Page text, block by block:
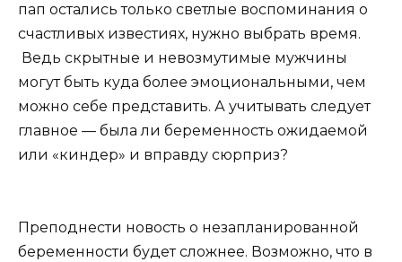
пап остались только светлые воспоминания о
счастливых известиях, нужно выбрать время.
Ведь скрытные и невозмутимые мужчины
могут быть куда более эмоциональными, чем
можно себе представить. А учитывать следует
главное — была ли беременность ожидаемой
или «киндер» и вправду сюрприз?
Преподнести новость о незапланированной
беременности будет сложнее. Возможно, что в